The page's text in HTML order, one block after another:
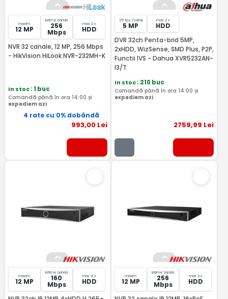
maxim
12 MP
latime banda
256
Mbps
max 2 x
HDD
NVR 32 canale, 12 MP, 256 Mbps
- HikVision HiLook NVR-232MH-K
In stoc: 1 buc
Comandă până în ora 14:00 și
expediem azi
4 rate cu 0% dobândă
993,00Lei
25 fps /canal
5 MP
max 2 x
HDD
DVR 32ch Penta-brid 5MP,
2xHDD, WizSense, SMD Plus, P2P,
Functii IVS - Dahua XVR5232AN-
I3/T
In stoc: 210 buc
Comandă până în ora 14:00 și
expediem azi
2759,99 Lei
maxim
12 MP
latime banda
160
Mbps
max 4 x
HDD
maxim
12 MP
latime banda
256
Mbps
max 2 x
HDD